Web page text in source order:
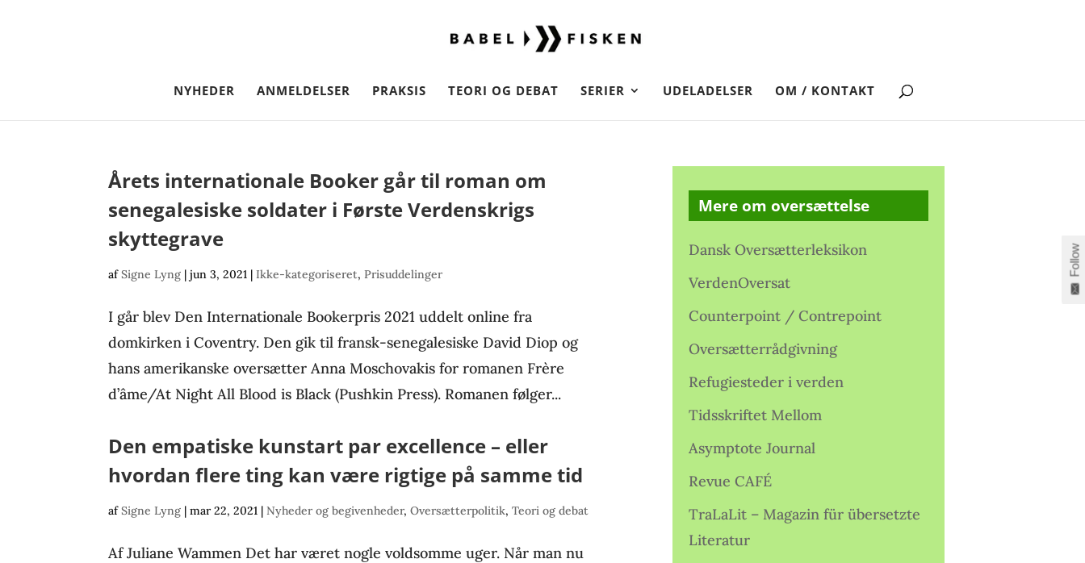
NYHEDER ANMELDELSER PRAKSIS TEORI OG DEBAT SERIER UDELADELSER OM / KONTAKT
Årets internationale Booker går til roman om
senegalesiske soldater i Første Verdenskrigs
skyttegrave
afSigne Lyng |jun 3, 2021 |Ikke-kategoriseret,Prisuddelinger
I går blev Den Internationale Bookerpris 2021 uddelt online fra
domkirken i Coventry. Den gik til fransk-senegalesiske David Diop og
hans amerikanske oversætter Anna Moschovakis for romanen Frère
d’âme/At Night All Blood is Black (Pushkin Press). Romanen følger...
Den empatiske kunstart par excellence – eller
hvordan flere ting kan være rigtige på samme tid
afSigne Lyng |mar 22, 2021 |Nyheder og begivenheder,Oversætterpolitik,Teori og debat
Af Juliane Wammen Det har været nogle voldsomme uger. Når man nu
Mere om oversættelse
Dansk Oversætterleksikon
VerdenOversat
Counterpoint / Contrepoint
Oversætterrådgivning
Refugiesteder i verden
Tidsskriftet Mellom
Asymptote Journal
Revue CAFÉ
TraLaLit – Magazin für übersetzte
Literatur
Follow